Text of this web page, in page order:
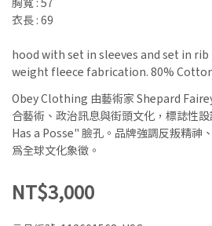
衣長 : 69
hood with set in sleeves and set in
weight fleece fabrication. 80%
Obey Clothing 由藝術家 Shepard
合藝術、政治訊息與街頭文化，標誌性
Has a Posse" 臉孔。品牌強調反叛精神
為全球文化象徵。
NT$3,000